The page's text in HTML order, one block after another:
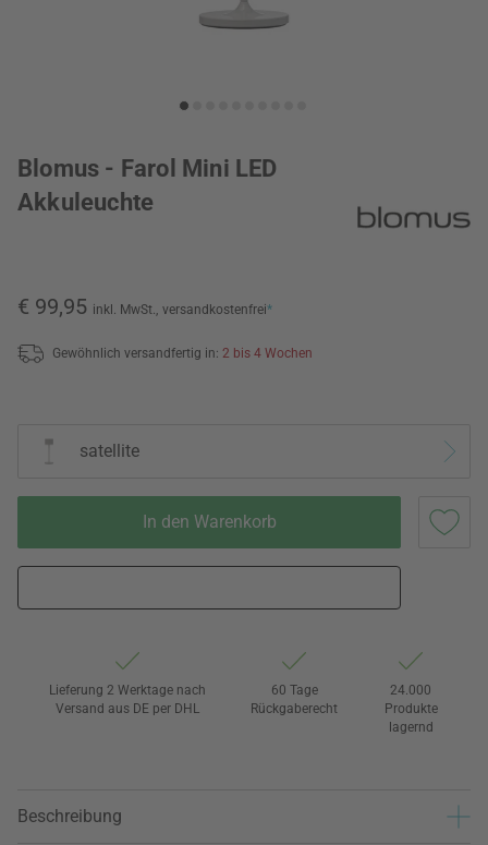
Blomus - Farol Mini LED
Akkuleuchte
€ 99,95 inkl. MwSt., versandkostenfrei*
Gewöhnlich versandfertig in: 2 bis 4 Wochen
satellite
In den Warenkorb
Lieferung 2 Werktage nach
Versand aus DE per DHL
60 Tage
Rückgaberecht
24.000
Produkte
lagernd
Beschreibung